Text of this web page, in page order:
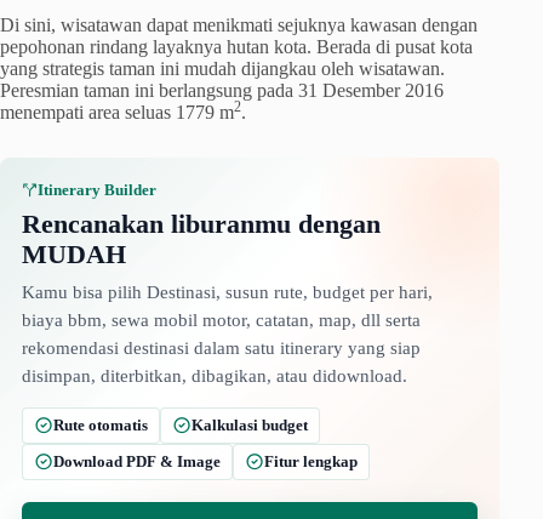
Di sini, wisatawan dapat menikmati sejuknya kawasan dengan
pepohonan rindang layaknya hutan kota. Berada di pusat kota
yang strategis taman ini mudah dijangkau oleh wisatawan.
Peresmian taman ini berlangsung pada 31 Desember 2016
menempati area seluas 1779 m2.
Itinerary Builder
Rencanakan liburanmu dengan
MUDAH
Kamu bisa pilih Destinasi, susun rute, budget per hari,
biaya bbm, sewa mobil motor, catatan, map, dll serta
rekomendasi destinasi dalam satu itinerary yang siap
disimpan, diterbitkan, dibagikan, atau didownload.
Rute otomatis
Kalkulasi budget
Download PDF & Image
Fitur lengkap